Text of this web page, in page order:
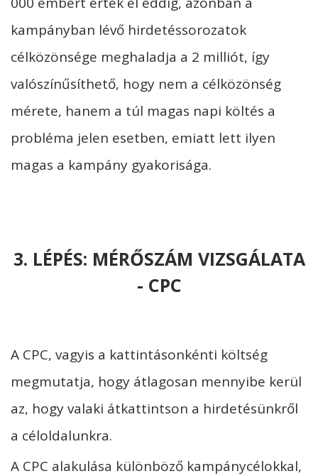
kampányban lévő hirdetéssorozatok
célközönsége meghaladja a 2 milliót, így
valószínűsíthető, hogy nem a célközönség
mérete, hanem a túl magas napi költés a
probléma jelen esetben, emiatt lett ilyen
magas a kampány gyakorisága.
3. LÉPÉS: MÉRŐSZÁM VIZSGÁLATA
- CPC
A CPC, vagyis a kattintásonkénti költség
megmutatja, hogy átlagosan mennyibe kerül
az, hogy valaki átkattintson a hirdetésünkről
a céloldalunkra.
A CPC alakulása különböző kampánycélokkal,